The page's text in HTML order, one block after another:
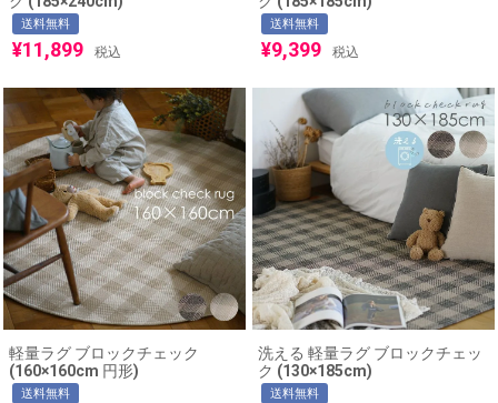
送料無料
¥11,899 税込
送料無料
¥9,399 税込
軽量ラグ ブロックチェック
(160×160cm 円形)
送料無料
洗える 軽量ラグ ブロックチェッ
ク (130×185cm)
送料無料